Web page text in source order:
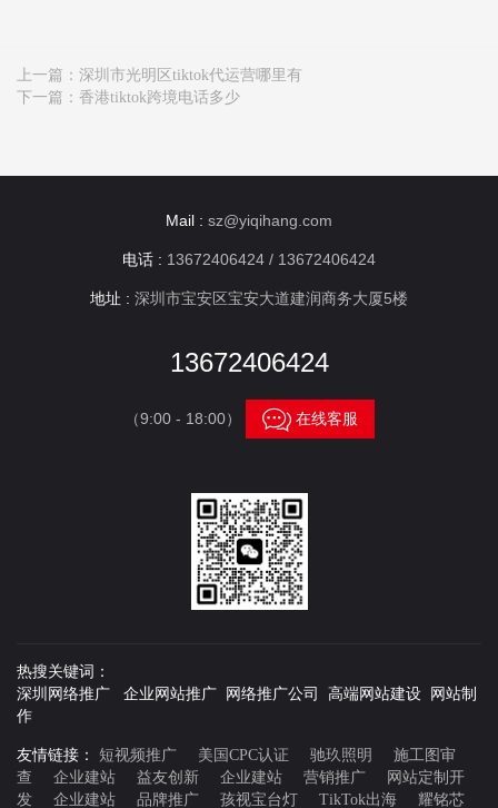
上一篇： 深圳市光明区tiktok代运营哪里有
下一篇： 香港tiktok跨境电话多少
Mail : sz@yiqihang.com
电话 : 13672406424 / 13672406424
地址 : 深圳市宝安区宝安大道建润商务大厦5楼
13672406424
（9:00 - 18:00） 在线客服
热搜关键词：
深圳网络推广 企业网站推广 网络推广公司 高端网站建设 网站制
作
友情链接： 短视频推广 美国CPC认证 驰玖照明
施工图审
查
企业建站 益友创新 企业建站 营销推广
网站定制开
发
企业建站 品牌推广 孩视宝台灯 TikTok出海 耀铭芯